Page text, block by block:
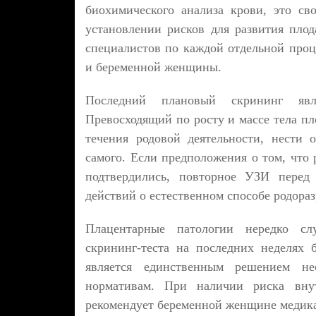
биохимического анализа крови, это
установлении рисков для развития
специалистов по каждой отдельной
и беременной женщины.
Последний плановый скрининг
Превосходящий по росту и массе тела
течения родовой деятельности,
самого. Если предположения о том,
подтвердились, повторное УЗИ
действий о естественном способе
Плацентарные патологии нередко
скрининг-теста на последних неделях
является единственным решением
нормативам. При наличии риска
рекомендует беременной женщине